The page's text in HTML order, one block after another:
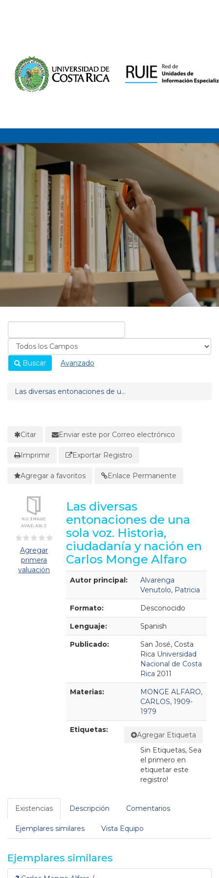
Buscar Avanzado
Las diversas entonaciones de u...
Citar Enviar este por Correo electrónico
Imprimir Exportar Registro
Agregar a favoritos Enlace Permanente
Agregar
primera
valuación
Las diversas
entonaciones de una
sola voz. Historia,
ciudadanía y nación en
Carlos Monge Alfaro
Detalles Bibliográficos
Autor principal:
Alvarenga
Venutolo, Patricia
Formato: Desconocido
Lenguaje: Spanish
Publicado:
San José, Costa
Rica Universidad
Nacional de Costa
Rica 2011
Materias:
MONGE ALFARO,
CARLOS, 1909-
1979
Etiquetas:
Agregar Etiqueta
Sin Etiquetas, Sea
el primero en
etiquetar este
registro!
Existencias Descripción Comentarios
Ejemplares similares Vista Equipo
Ejemplares similares